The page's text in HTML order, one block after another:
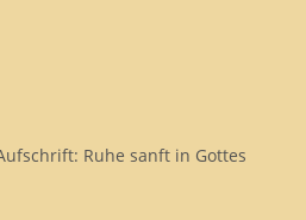
Ruhe sanft in Gottes